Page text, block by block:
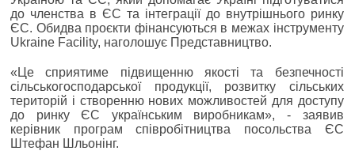
до членства в ЄС та інтеграції до внутрішнього ринку
ЄС. Обидва проєкти фінансуються в межах інструменту
Ukraine Facility, наголошує Представництво.
«Це сприятиме підвищенню якості та безпечності
сільськогосподарської продукції, розвитку сільських
територій і створенню нових можливостей для доступу
до ринку ЄС українським виробникам», - заявив
керівник програм співробітництва посольства ЄС
Штефан Шльонінг.